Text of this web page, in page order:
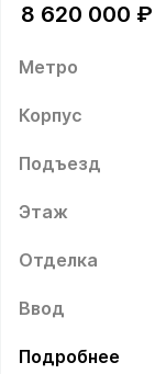
8 620 000 ₽
Метро
Корпус
Подъезд
Этаж
Отделка
Ввод
Подробнее